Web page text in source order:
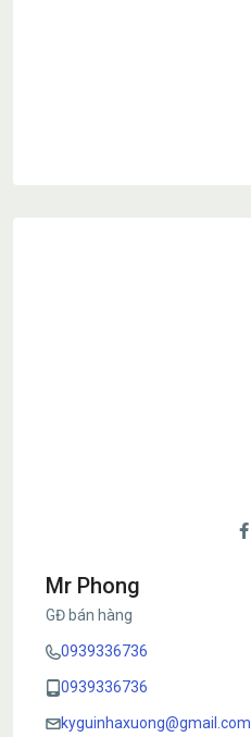
Mr Phong
GĐ bán hàng
0939336736
0939336736
kyguinhaxuong@gmail.com